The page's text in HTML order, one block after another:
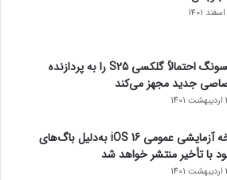
سامسونگ احتمالاً گلکسی S25 را به پردازنده
جدید مجهز می‌کند
نسخه آزمایشی عمومی iOS 16 به‌دلیل باگ‌های
با تأخیر منتشر خواهد شد